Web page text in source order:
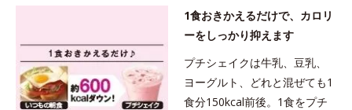
1食おきかえるだけで、カロリ
ーをしっかり抑えます
プチシェイクは牛乳、豆乳、
ヨーグルト、どれと混ぜても1
食分150kcal前後。1食をプチ